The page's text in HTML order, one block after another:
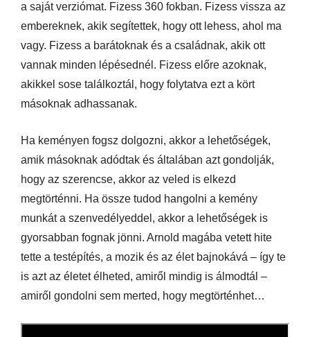
a saját verziómat. Fizess 360 fokban. Fizess vissza az
embereknek, akik segítettek, hogy ott lehess, ahol ma
vagy. Fizess a barátoknak és a családnak, akik ott
vannak minden lépésednél. Fizess előre azoknak,
akikkel sose találkoztál, hogy folytatva ezt a kört
másoknak adhassanak.
Ha keményen fogsz dolgozni, akkor a lehetőségek,
amik másoknak adódtak és általában azt gondolják,
hogy az szerencse, akkor az veled is elkezd
megtörténni. Ha össze tudod hangolni a kemény
munkát a szenvedélyeddel, akkor a lehetőségek is
gyorsabban fognak jönni. Arnold magába vetett hite
tette a testépítés, a mozik és az élet bajnokává – így te
is azt az életet élheted, amiről mindig is álmodtál –
amiről gondolni sem merted, hogy megtörténhet…